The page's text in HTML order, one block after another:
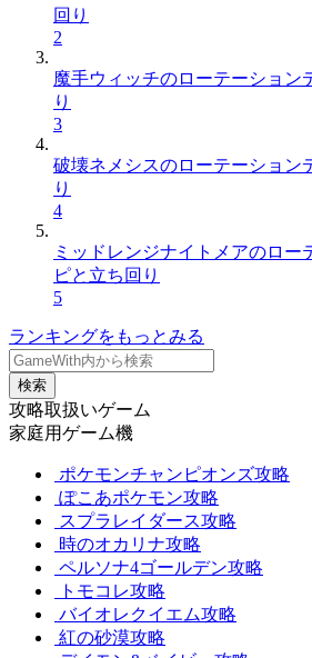
回り
2
魔手ウィッチのローテーション
り
3
破壊ネメシスのローテーション
り
4
ミッドレンジナイトメアのロー
ピと立ち回り
5
ランキングをもっとみる
検索
攻略取扱いゲーム
家庭用ゲーム機
ポケモンチャンピオンズ攻略
ぽこあポケモン攻略
スプラレイダース攻略
時のオカリナ攻略
ペルソナ4ゴールデン攻略
トモコレ攻略
バイオレクイエム攻略
紅の砂漠攻略